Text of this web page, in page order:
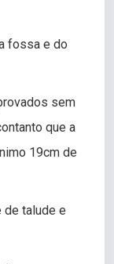
fossa e do
sem
que a
19cm de
de talude e